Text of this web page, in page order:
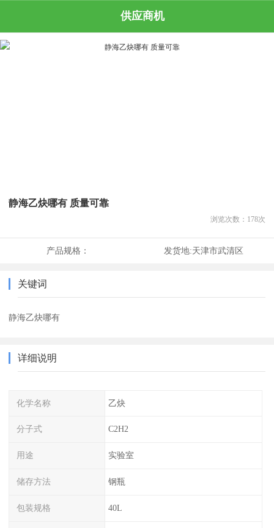
供应商机
静海乙炔哪有 质量可靠
浏览次数： 178次
产品规格： 发货地:天津市武清区
关键词
静海乙炔哪有
详细说明
化学名称 乙炔
分子式 C2H2
用途 实验室
储存方法 钢瓶
包装规格 40L